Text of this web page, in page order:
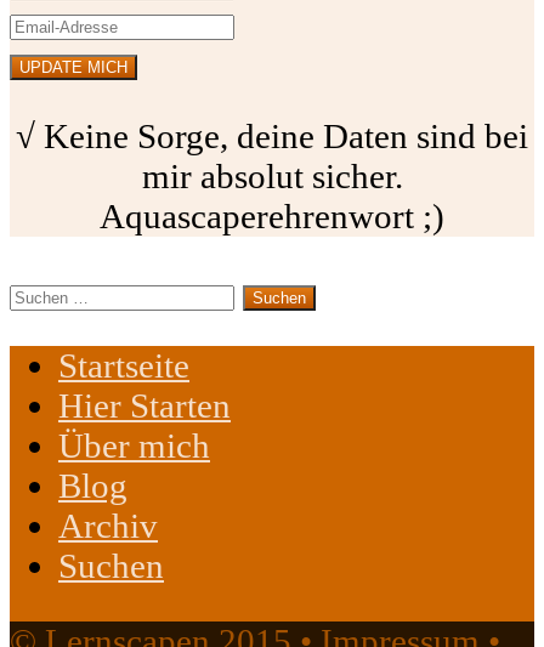
√ Keine Sorge, deine Daten sind bei
mir absolut sicher.
Aquascaperehrenwort ;)
Suchen
Startseite
Hier Starten
Über mich
Blog
Archiv
Suchen